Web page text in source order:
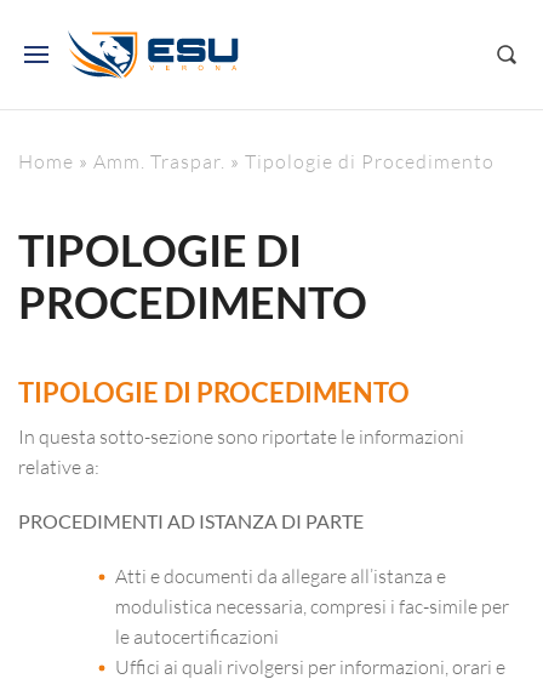
Home » Amm. Traspar. » Tipologie di Procedimento
TIPOLOGIE DI
PROCEDIMENTO
TIPOLOGIE DI PROCEDIMENTO
In questa sotto-sezione sono riportate le informazioni
relative a:
PROCEDIMENTI AD ISTANZA DI PARTE
Atti e documenti da allegare all’istanza e
modulistica necessaria, compresi i fac-simile per
le autocertificazioni
Uffici ai quali rivolgersi per informazioni, orari e